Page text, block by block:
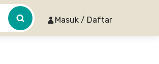
Masuk / Daftar